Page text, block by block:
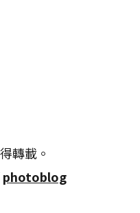
轉載。
photoblog